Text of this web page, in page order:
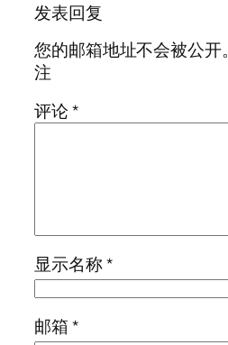
发表回复
您的邮箱地址不会被公开。
注
评论*
显示名称*
邮箱*